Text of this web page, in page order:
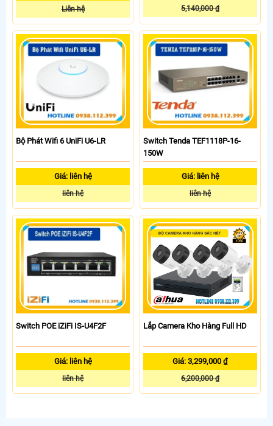
Liên hệ 5,140,000 ₫
Bộ Phát Wifi 6 UniFi U6-LR
Giá: liên hệ
liên hệ
Switch Tenda TEF1118P-16-
150W
Giá: liên hệ
liên hệ
Switch POE iZiFi IS-U4F2F
Giá: liên hệ
liên hệ
Lắp Camera Kho Hàng Full HD
Giá: 3,299,000 ₫
6,200,000 ₫